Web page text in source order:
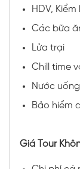
HDV, Kiểm
Các bữa
Lửa trại
Chill time
Nước
Bảo hiểm
Giá Tour